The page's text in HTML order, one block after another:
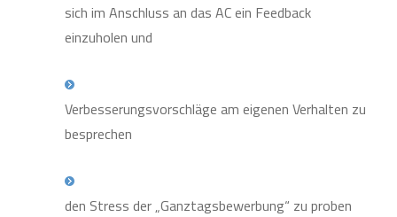
sich im Anschluss an das AC ein Feedback
einzuholen und
Verbesserungsvorschläge am eigenen Verhalten zu
besprechen
den Stress der „Ganztagsbewerbung“ zu proben